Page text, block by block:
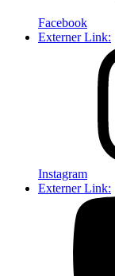
Facebook
Externer Link:
Instagram
Externer Link: